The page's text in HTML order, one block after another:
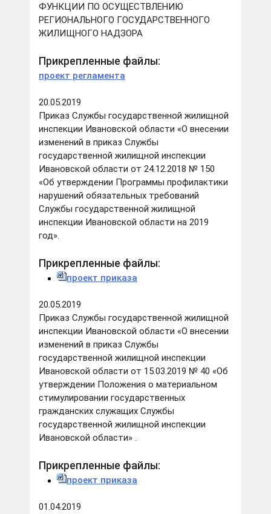
ФУНКЦИИ ПО ОСУЩЕСТВЛЕНИЮ
РЕГИОНАЛЬНОГО ГОСУДАРСТВЕННОГО
ЖИЛИЩНОГО НАДЗОРА
Прикрепленные файлы:
проект регламента
20.05.2019
Приказ Службы государственной жилищной
инспекции Ивановской области «О внесении
изменений в приказ Службы
государственной жилищной инспекции
Ивановской области от 24.12.2018 № 150
«Об утверждении Программы профилактики
нарушений обязательных требований
Службы государственной жилищной
инспекции Ивановской области на 2019
год».
Прикрепленные файлы:
проект приказа
20.05.2019
Приказ Службы государственной жилищной
инспекции Ивановской области «О внесении
изменений в приказ Службы
государственной жилищной инспекции
Ивановской области от 15.03.2019 № 40 «Об
утверждении Положения о материальном
стимулировании государственных
гражданских служащих Службы
государственной жилищной инспекции
Ивановской области» .
Прикрепленные файлы:
проект приказа
01.04.2019